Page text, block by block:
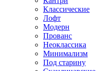
Классические
Лофт
Модерн
Прованс
Неоклассика
Минимализм
Под старину